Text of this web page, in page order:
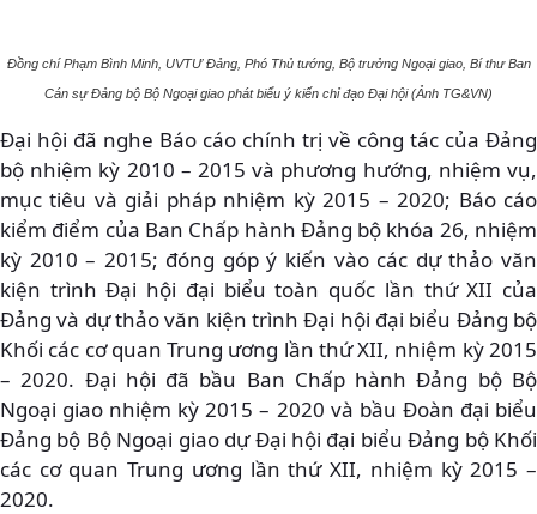
Đồng chí Phạm Bình Minh, UVTƯ Đảng, Phó Thủ tướng, Bộ trưởng Ngoại giao, Bí thư Ban
Cán sự Đảng bộ Bộ Ngoại giao phát biểu ý kiến chỉ đạo Đại hội (Ảnh TG&VN)
Đại hội đã nghe Báo cáo chính trị về công tác của Đảng
bộ nhiệm kỳ 2010 – 2015 và phương hướng, nhiệm vụ,
mục tiêu và giải pháp nhiệm kỳ 2015 – 2020; Báo cáo
kiểm điểm của Ban Chấp hành Đảng bộ khóa 26, nhiệm
kỳ 2010 – 2015; đóng góp ý kiến vào các dự thảo văn
kiện trình Đại hội đại biểu toàn quốc lần thứ XII của
Đảng và dự thảo văn kiện trình Đại hội đại biểu Đảng bộ
Khối các cơ quan Trung ương lần thứ XII, nhiệm kỳ 2015
– 2020. Đại hội đã bầu Ban Chấp hành Đảng bộ Bộ
Ngoại giao nhiệm kỳ 2015 – 2020 và bầu Đoàn đại biểu
Đảng bộ Bộ Ngoại giao dự Đại hội đại biểu Đảng bộ Khối
các cơ quan Trung ương lần thứ XII, nhiệm kỳ 2015 –
2020.